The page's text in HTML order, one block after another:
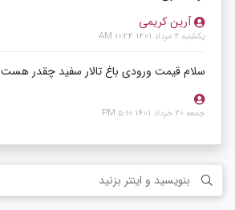
آرین کریمی
یکشنبه 2 مرداد 1401 10:24 AM
سلام قیمت ورودی باغ تالار سفید چقدر هست
جمعه 20 خرداد 1401 5:10 PM